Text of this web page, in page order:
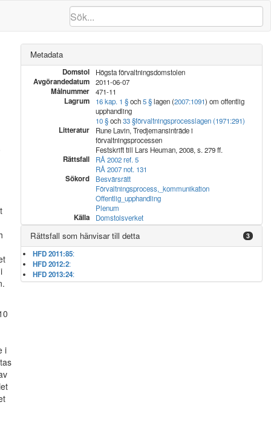
i
Metadata
Domstol Högsta förvaltningsdomstolen
Avgörandedatum 2011-06-07
Målnummer 471-11
Lagrum 16 kap. 1 §och5 §lagen (2007:1091) om offentlig
upphandling
10 §och33 §förvaltningsprocesslagen (1971:291)
Litteratur
Rune Lavin, Tredjemansinträde i
förvaltningsprocessen
Festskrift till Lars Heuman, 2008, s. 279 ff.
Rättsfall
RÅ 2002 ref. 5
RÅ 2007 not. 131
Sökord
Besvärsrätt
Förvaltningsprocess,_kommunikation
Offentlig_upphandling
Plenum
Källa Domstolsverket
Rättsfall som hänvisar till detta 3
HFD 2011:85:
HFD 2012:2:
HFD 2013:24: